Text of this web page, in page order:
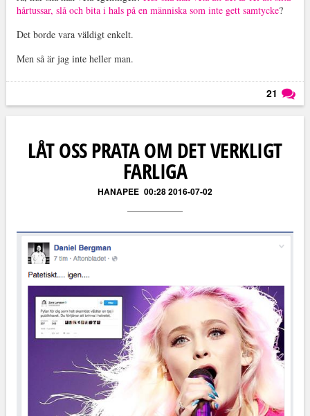
hårtussar, slå och bita i hals på en människa som inte gett samtycke?
Det borde vara väldigt enkelt.
Men så är jag inte heller man.
21
LÅT OSS PRATA OM DET VERKLIGT
FARLIGA
HANAPEE 00:28 2016-07-02